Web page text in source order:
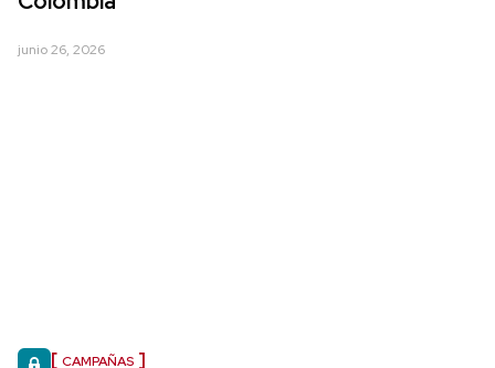
junio 26, 2026
CAMPAÑAS